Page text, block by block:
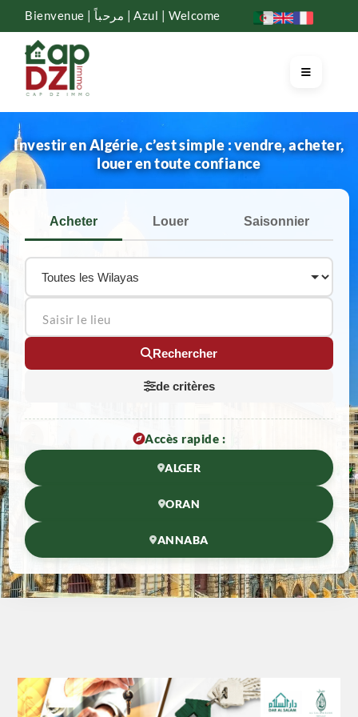
Bienvenue | مرحباً | Azul | Welcome
Investir en Algérie, c’est simple : vendre, acheter,
louer en toute confiance
Acheter Louer Saisonnier
Rechercher
de critères
Accès rapide :
ALGER
ORAN
ANNABA